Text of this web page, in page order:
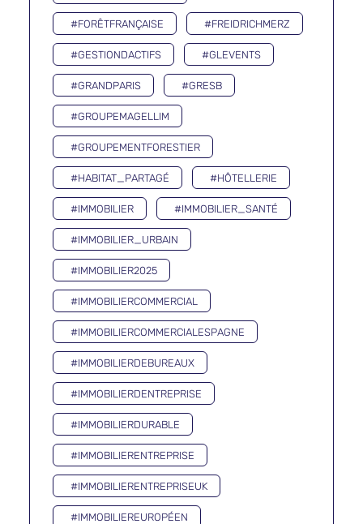
#FORÊTFRANÇAISE #FREIDRICHMERZ
#GESTIONDACTIFS #GLEVENTS
#GRANDPARIS #GRESB
#GROUPEMAGELLIM
#GROUPEMENTFORESTIER
#HABITAT_PARTAGÉ #HÔTELLERIE
#IMMOBILIER #IMMOBILIER_SANTÉ
#IMMOBILIER_URBAIN
#IMMOBILIER2025
#IMMOBILIERCOMMERCIAL
#IMMOBILIERCOMMERCIALESPAGNE
#IMMOBILIERDEBUREAUX
#IMMOBILIERDENTREPRISE
#IMMOBILIERDURABLE
#IMMOBILIERENTREPRISE
#IMMOBILIERENTREPRISEUK
#IMMOBILIEREUROPÉEN